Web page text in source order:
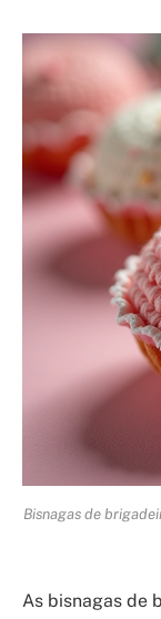
Bisnagas de
As bisnagas de